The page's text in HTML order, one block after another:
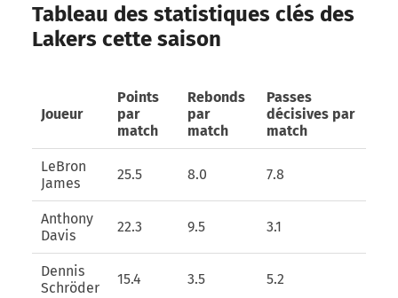
Tableau des statistiques clés des
Lakers cette saison
Joueur
Points
par
match
Rebonds
par
match
Passes
décisives par
match
LeBron
James
25.5 8.0 7.8
Anthony
Davis
22.3 9.5 3.1
Dennis
Schröder
15.4 3.5 5.2